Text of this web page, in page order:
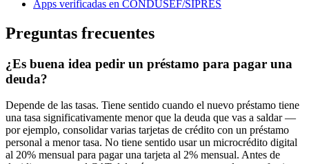
Apps verificadas en CONDUSEF/SIPRES
Preguntas frecuentes
¿Es buena idea pedir un préstamo para pagar una
deuda?
Depende de las tasas. Tiene sentido cuando el nuevo préstamo tiene
una tasa significativamente menor que la deuda que vas a saldar —
por ejemplo, consolidar varias tarjetas de crédito con un préstamo
personal a menor tasa. No tiene sentido usar un microcrédito digital
al 20% mensual para pagar una tarjeta al 2% mensual. Antes de